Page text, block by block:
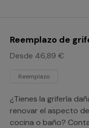
Reemplazo de
Desde 46,89 €
Reemplazo
¿Tienes la grifería
renovar el aspecto
cocina o baño?